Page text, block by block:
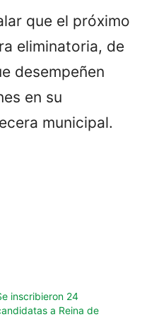
que el próximo
eliminatoria, de
desempeñen
en su
municipal.
inscribieron 24
a Reina de